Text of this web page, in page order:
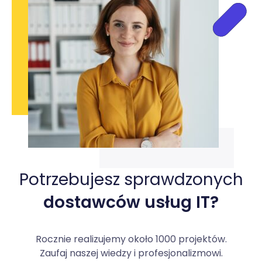
Potrzebujesz sprawdzonych
dostawców usług IT?
Rocznie realizujemy około 1000 projektów.
Zaufaj naszej wiedzy i profesjonalizmowi.